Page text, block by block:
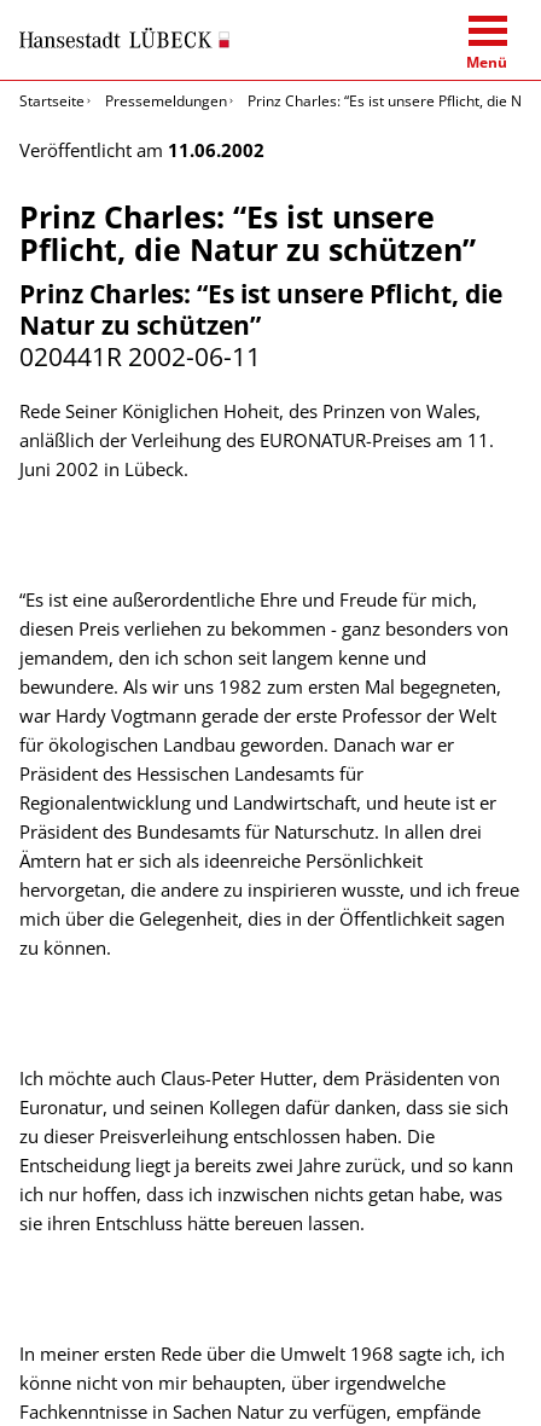
Menü
Startseite
Pressemeldungen Prinz Charles: “Es ist unsere Pflicht, die
Veröffentlicht am 11.06.2002
Prinz Charles: “Es ist unsere
Pflicht, die Natur zu schützen”
Prinz Charles: “Es ist unsere Pflicht, die
Natur zu schützen”
020441R 2002-06-11
Rede Seiner Königlichen Hoheit, des Prinzen von Wales,
anläßlich der Verleihung des EURONATUR-Preises am 11.
Juni 2002 in Lübeck.
“Es ist eine außerordentliche Ehre und Freude für mich,
diesen Preis verliehen zu bekommen - ganz besonders von
jemandem, den ich schon seit langem kenne und
bewundere. Als wir uns 1982 zum ersten Mal begegneten,
war Hardy Vogtmann gerade der erste Professor der Welt
für ökologischen Landbau geworden. Danach war er
Präsident des Hessischen Landesamts für
Regionalentwicklung und Landwirtschaft, und heute ist er
Präsident des Bundesamts für Naturschutz. In allen drei
Ämtern hat er sich als ideenreiche Persönlichkeit
hervorgetan, die andere zu inspirieren wusste, und ich freue
mich über die Gelegenheit, dies in der Öffentlichkeit sagen
zu können.
Ich möchte auch Claus-Peter Hutter, dem Präsidenten von
Euronatur, und seinen Kollegen dafür danken, dass sie sich
zu dieser Preisverleihung entschlossen haben. Die
Entscheidung liegt ja bereits zwei Jahre zurück, und so kann
ich nur hoffen, dass ich inzwischen nichts getan habe, was
sie ihren Entschluss hätte bereuen lassen.
In meiner ersten Rede über die Umwelt 1968 sagte ich, ich
könne nicht von mir behaupten, über irgendwelche
Fachkenntnisse in Sachen Natur zu verfügen, empfände